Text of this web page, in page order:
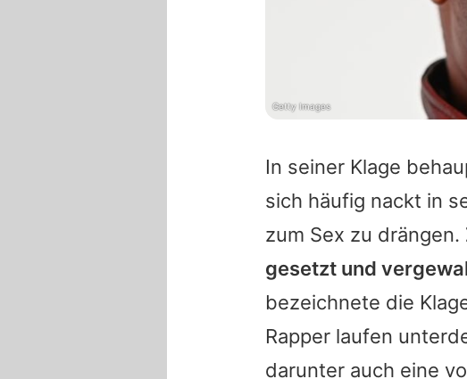
In seiner Klage
sich häufig nackt in
zum Sex zu drängen.
gesetzt und
bezeichnete die
Rapper laufen
darunter auch eine
Getty Images